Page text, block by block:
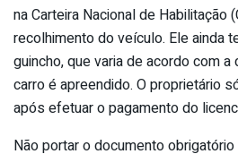
na Carteira Nacional de Habilitação
recolhimento do veículo. Ele ainda
guincho, que varia de acordo com
carro é apreendido. O proprietário
após efetuar o pagamento do
Não portar o documento